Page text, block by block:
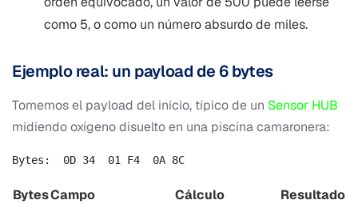
como 5, o como un número absurdo de miles.
Ejemplo real: un payload de 6 bytes
Tomemos el payload del inicio, típico de un Sensor HUB
midiendo oxígeno disuelto en una piscina camaronera:
BytesCampo Cálculo Resultado